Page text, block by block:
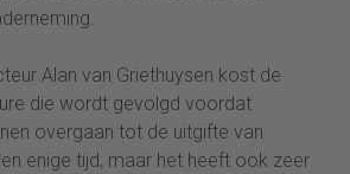
Alan van Griethuysen kost de
die wordt gevolgd voordat
overgaan tot de uitgifte van
enige tijd, maar het heeft ook zeer